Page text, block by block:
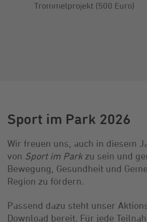
Trommelprojekt (500 Euro)
Sport im Park 2026
Wir freuen uns, auch in diesem
von Sport im Parkzu sein und
Bewegung, Gesundheit und
Region zu fördern.
Passend dazu steht unser
Download bereit. Für jede